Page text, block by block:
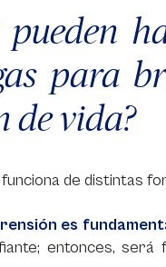
pueden
para
de vida?
de distintas
es
entonces,